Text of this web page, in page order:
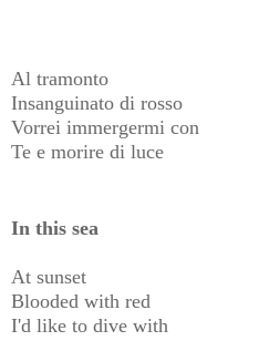
Al tramonto
Insanguinato di rosso
Vorrei immergermi con
Te e morire di luce
In this sea
At sunset
Blooded with red
I'd like to dive with